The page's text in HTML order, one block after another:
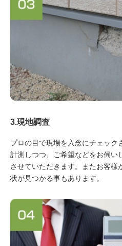
3.現地調査
プロの目で現場を入念にチェック
計測しつつ、ご希望などをお伺い
させていただきます。またお客様
状が見つかる事もあります。